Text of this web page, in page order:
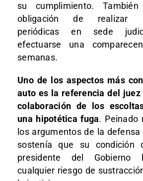
su cumplimiento.
obligación de realizar
periódicas en sede
efectuarse una
semanas.
Uno de los aspectos más
auto es la referencia del juez
colaboración de los
una hipotética fuga. Peinado
los argumentos de la defensa
sostenía que su condición
presidente del Gobierno
cualquier riesgo de